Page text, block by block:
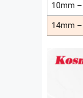
10mm
14mm